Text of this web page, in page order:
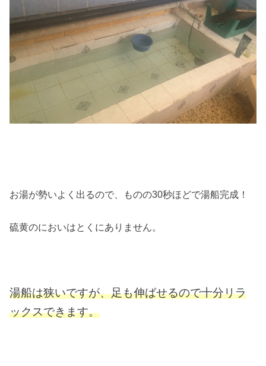
お湯が勢いよく出るので、ものの30秒ほどで湯船完成！
硫黄のにおいはとくにありません。
湯船は狭いですが、足も伸ばせるので十分リラ
ックスできます。